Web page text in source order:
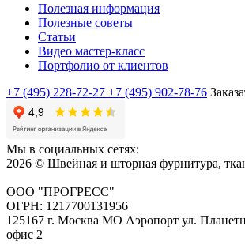
Полезная информация
Полезные советы
Статьи
Видео мастер-класс
Портфолио от клиентов
+7 (495) 228-72-27 +7 (495) 902-78-76
Мы в социальных сетях:
2026 © Швейная и шторная фурнитура,
ООО "ПРОГРЕСС"
ОГРН: 1217700131956
125167 г. Москва МО Аэропорт ул.
офис 2